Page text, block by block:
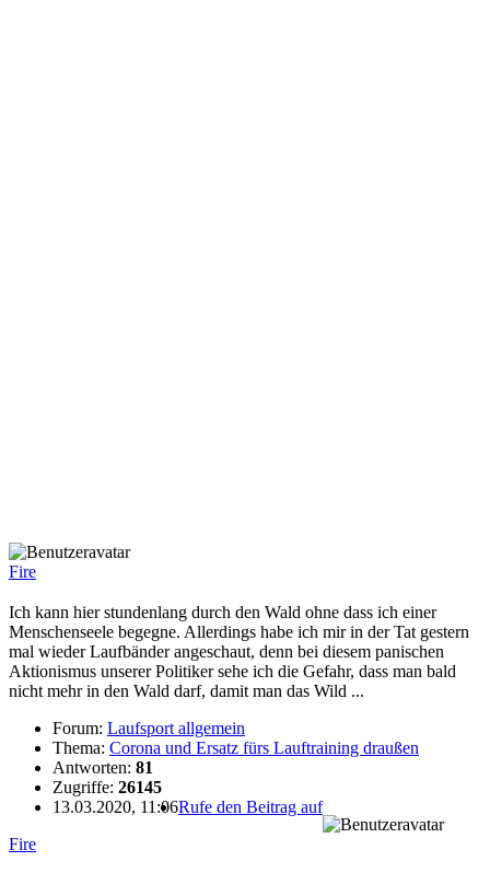
Fire
Ich kann hier stundenlang durch den Wald ohne dass ich einer
Menschenseele begegne. Allerdings habe ich mir in der Tat gestern
mal wieder Laufbänder angeschaut, denn bei diesem panischen
Aktionismus unserer Politiker sehe ich die Gefahr, dass man bald
nicht mehr in den Wald darf, damit man das Wild ...
Forum: Laufsport allgemein
Thema: Corona und Ersatz fürs Lauftraining draußen
Antworten: 81
Zugriffe: 26145
13.03.2020, 11:06Rufe den Beitrag auf
Fire